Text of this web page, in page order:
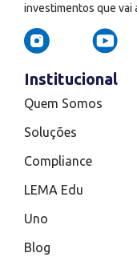
investimentos que vai
Institucional
Quem Somos
Soluções
Compliance
LEMA Edu
Uno
Blog